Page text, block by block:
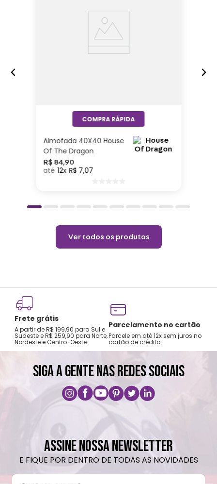
Almofada 40X40 House
Of The Dragon
R$ 84,90
12 R$ 7,07
Ver todos os produtos
Frete grátis
A partir de R$ 199,90 para Sul e
Sudeste e R$ 259,90 para Norte,
Nordeste e Centro-Oeste
Parcelamento no cartão
Parcele em até 12x sem juros no
cartão de crédito
SIGA A GENTE NAS REDES SOCIAIS
ASSINE NOSSA NEWSLETTER
E FIQUE POR DENTRO DE TODAS AS NOVIDADES